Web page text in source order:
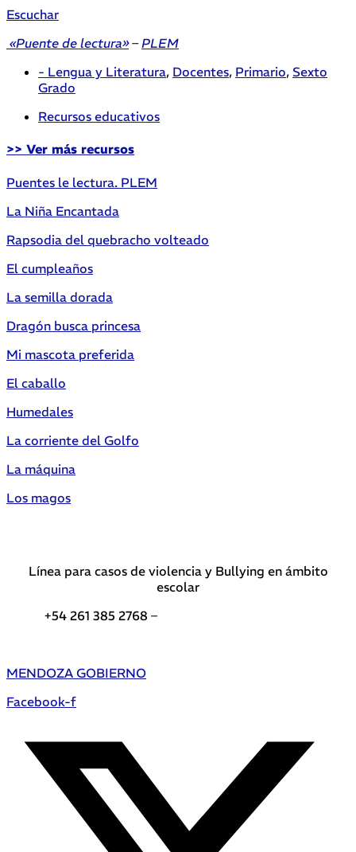
Escuchar
«Puente de lectura»–PLEM
- Lengua y Literatura, Docentes, Primario, Sexto
Grado
Recursos educativos
>> Ver más recursos
Puentes le lectura. PLEM
La Niña Encantada
Rapsodia del quebracho volteado
El cumpleaños
La semilla dorada
Dragón busca princesa
Mi mascota preferida
El caballo
Humedales
La corriente del Golfo
La máquina
Los magos
Línea para casos de violencia y Bullying en ámbito
escolar
+54 261 385 2768 –
MENDOZA GOBIERNO
Facebook-f